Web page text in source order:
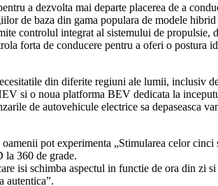
a dezvolta mai departe placerea de a
de baza din gama populara de modele
controlul integrat al sistemului de propulsie,
forta de conducere pentru a oferi o postura
din diferite regiuni ale lumii, inclusiv
si o noua platforma BEV dedicata la
de autovehicule electrice sa depaseasca
pot experimenta „Stimularea celor cinci
la 360 de grade.
isi schimba aspectul in functie de ora din zi
autentica”.